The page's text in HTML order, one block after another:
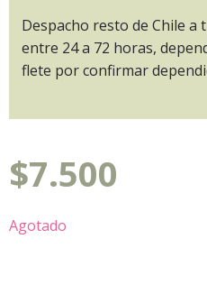
Despacho resto de Chile a
entre 24 a 72 horas,
flete por confirmar
$7.500
Agotado